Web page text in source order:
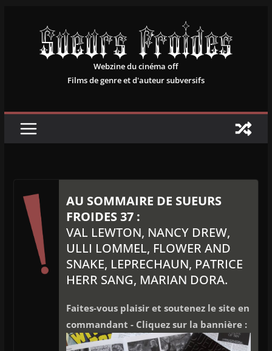
contenu
Webzine du cinéma off
Films de genre et d'auteur subversifs
AU SOMMAIRE DE SUEURS
FROIDES 37 :
VAL LEWTON, NANCY DREW,
ULLI LOMMEL, FLOWER AND
SNAKE, LEPRECHAUN, PATRICE
HERR SANG, MARIAN DORA.
Faites-vous plaisir et soutenez le site en
commandant - Cliquez sur la bannière :